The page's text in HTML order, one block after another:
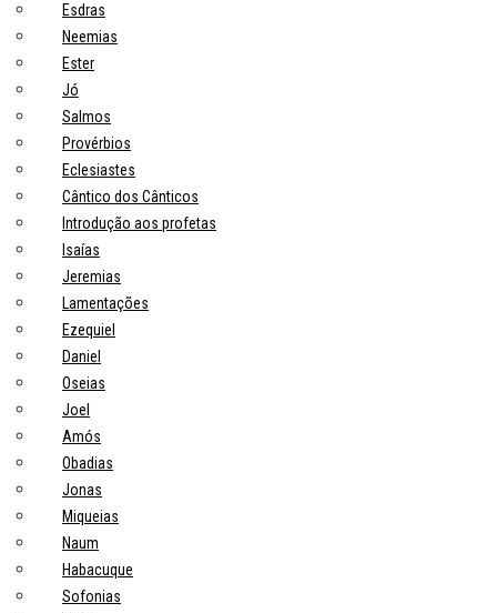
Esdras
Neemias
Ester
Jó
Salmos
Provérbios
Eclesiastes
Cântico dos Cânticos
Introdução aos profetas
Isaías
Jeremias
Lamentações
Ezequiel
Daniel
Oseias
Joel
Amós
Obadias
Jonas
Miqueias
Naum
Habacuque
Sofonias